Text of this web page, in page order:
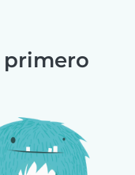
primero